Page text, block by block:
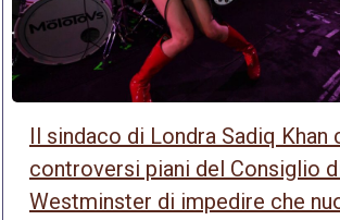
Il sindaco di Londra Sadiq Khan
controversi piani del Consiglio
Westminster di impedire che